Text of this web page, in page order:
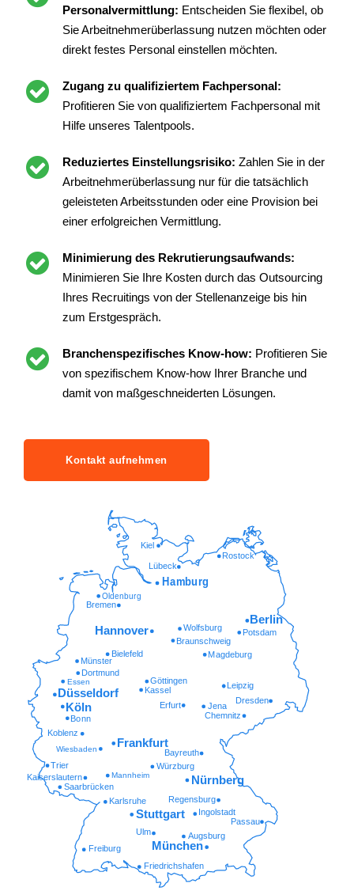
Personalvermittlung: Entscheiden Sie flexibel, ob
Sie Arbeitnehmerüberlassung nutzen möchten oder
direkt festes Personal einstellen möchten.
Zugang zu qualifiziertem Fachpersonal:
Profitieren Sie von qualifiziertem Fachpersonal mit
Hilfe unseres Talentpools.
Reduziertes Einstellungsrisiko: Zahlen Sie in der
Arbeitnehmerüberlassung nur für die tatsächlich
geleisteten Arbeitsstunden oder eine Provision bei
einer erfolgreichen Vermittlung.
Minimierung des Rekrutierungsaufwands:
Minimieren Sie Ihre Kosten durch das Outsourcing
Ihres Recruitings von der Stellenanzeige bis hin
zum Erstgespräch.
Branchenspezifisches Know-how: Profitieren Sie
von spezifischem Know-how Ihrer Branche und
damit von maßgeschneiderten Lösungen.
Kontakt aufnehmen
Friedrichshafen
Freiburg
Augsburg
Ulm
Passau
Ingolstadt
Regensburg
Karlsruhe
Saarbrücken
Kaiserslautern Mannheim
Würzburg
Trier
Wiesbaden Bayreuth
Koblenz
Chemnitz
Bonn
Erfurt Jena
Dresden
Kassel
Göttingen
Essen
Dortmund
Münster
Magdeburg
Bielefeld
Braunschweig
Potsdam
Wolfsburg
Oldenburg
Lübeck
Rostock
Kiel
München
Stuttgart
Nürnberg
Frankfurt
Köln
Düsseldorf
Leipzig
Hannover
Berlin
Bremen
Hamburg